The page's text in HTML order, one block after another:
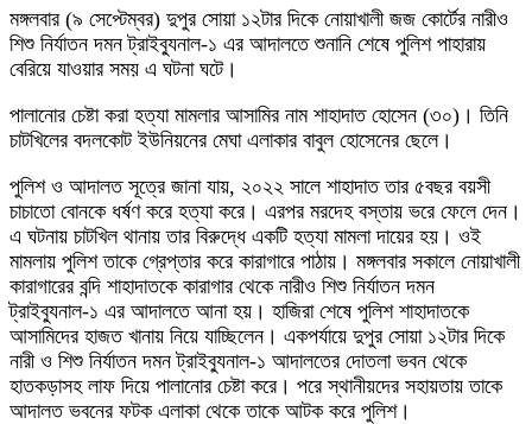
মঙ্গলবার (৯ সেপ্টেম্বর) দুপুর সোয়া ১২টার দিকে নোয়াখালী জজ কোর্টের নারীও
শিশু নির্যাতন দমন ট্রাইব্যুনাল-১ এর আদালতে শুনানি শেষে পুলিশ পাহারায়
বেরিয়ে যাওয়ার সময় এ ঘটনা ঘটে।
পালানোর চেষ্টা করা হত্যা মামলার আসামির নাম শাহাদাত হোসেন (৩০)। তিনি
চাটখিলের বদলকোট ইউনিয়নের মেঘা এলাকার বাবুল হোসেনের ছেলে।
পুলিশ ও আদালত সূত্রে জানা যায়, ২০২২ সালে শাহাদাত তার ৫বছর বয়সী
চাচাতো বোনকে ধর্ষণ করে হত্যা করে। এরপর মরদেহ বস্তায় ভরে ফেলে দেন।
এ ঘটনায় চাটখিল থানায় তার বিরুদ্ধে একটি হত্যা মামলা দায়ের হয়। ওই
মামলায় পুলিশ তাকে গ্রেপ্তার করে কারাগারে পাঠায়। মঙ্গলবার সকালে নোয়াখালী
কারাগারের বন্দি শাহাদাতকে কারাগার থেকে নারীও শিশু নির্যাতন দমন
ট্রাইব্যুনাল-১ এর আদালতে আনা হয়। হাজিরা শেষে পুলিশ শাহাদাতকে
আসামিদের হাজত খানায় নিয়ে যাচ্ছিলেন। একপর্যায়ে দুপুর সোয়া ১২টার দিকে
নারী ও শিশু নির্যাতন দমন ট্রাইব্যুনাল-১ আদালতের দোতলা ভবন থেকে
হাতকড়াসহ লাফ দিয়ে পালানোর চেষ্টা করে। পরে স্থানীয়দের সহায়তায় তাকে
আদালত ভবনের ফটক এলাকা থেকে তাকে আটক করে পুলিশ।